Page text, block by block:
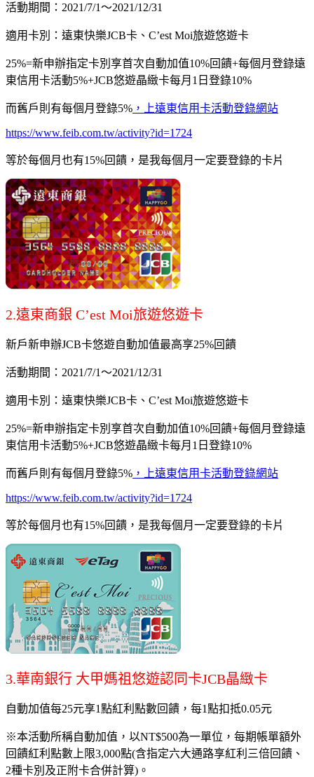
活動期間：2021/7/1～2021/12/31
適用卡別：遠東快樂JCB卡、C’est Moi旅遊悠遊卡
25%=新申辦指定卡別享首次自動加值10%回饋+每個月登錄遠
東信用卡活動5%+JCB悠遊晶緻卡每月1日登錄10%
而舊戶則有每個月登錄5% ，上遠東信用卡活動登錄網站
https://www.feib.com.tw/activity?id=1724
等於每個月也有15%回饋，是我每個月一定要登錄的卡片
2.遠東商銀 C’est Moi旅遊悠遊卡
新戶新申辦JCB卡悠遊自動加值最高享25%回饋
活動期間：2021/7/1～2021/12/31
適用卡別：遠東快樂JCB卡、C’est Moi旅遊悠遊卡
25%=新申辦指定卡別享首次自動加值10%回饋+每個月登錄遠
東信用卡活動5%+JCB悠遊晶緻卡每月1日登錄10%
而舊戶則有每個月登錄5% ，上遠東信用卡活動登錄網站
https://www.feib.com.tw/activity?id=1724
等於每個月也有15%回饋，是我每個月一定要登錄的卡片
3.華南銀行 大甲媽祖悠遊認同卡JCB晶緻卡
自動加值每25元享1點紅利點數回饋，每1點扣抵0.05元
※本活動所稱自動加值，以NT$500為一單位，每期帳單額外
回饋紅利點數上限3,000點(含指定六大通路享紅利三倍回饋、
2種卡別及正附卡合併計算)。